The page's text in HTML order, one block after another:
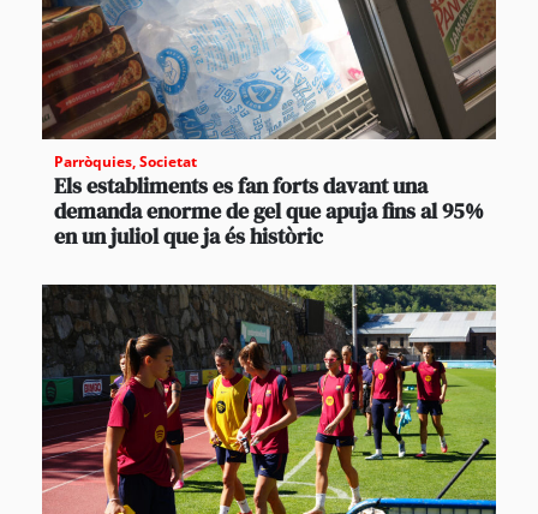
Parròquies,Societat
Els establiments es fan forts davant una
demanda enorme de gel que apuja fins al 95%
en un juliol que ja és històric